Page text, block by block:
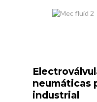
neumáticas
industrial